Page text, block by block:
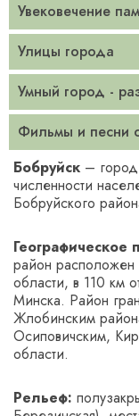
Увековечение
Улицы города
Умный город -
Фильмы и песни
Бобруйск – город
численности
Бобруйского
район расположен
области, в 110 км
Минска. Район
Жлобинским
Осиповичским,
области.
Рельеф: